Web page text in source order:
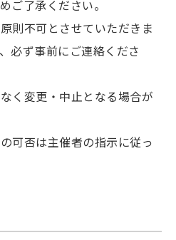
ご了承ください。
則不可とさせていただきま
必ず事前にご連絡くださ
く変更・中止となる場合が
可否は主催者の指示に従っ